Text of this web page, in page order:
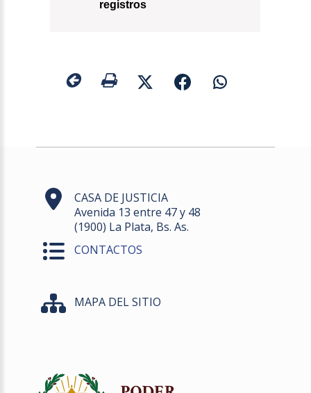
registros
CASA DE JUSTICIA
Avenida 13 entre 47 y 48
(1900) La Plata, Bs. As.
CONTACTOS
MAPA DEL SITIO